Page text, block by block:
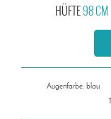
HÜFTE98 CM
Augenfarbe: blau